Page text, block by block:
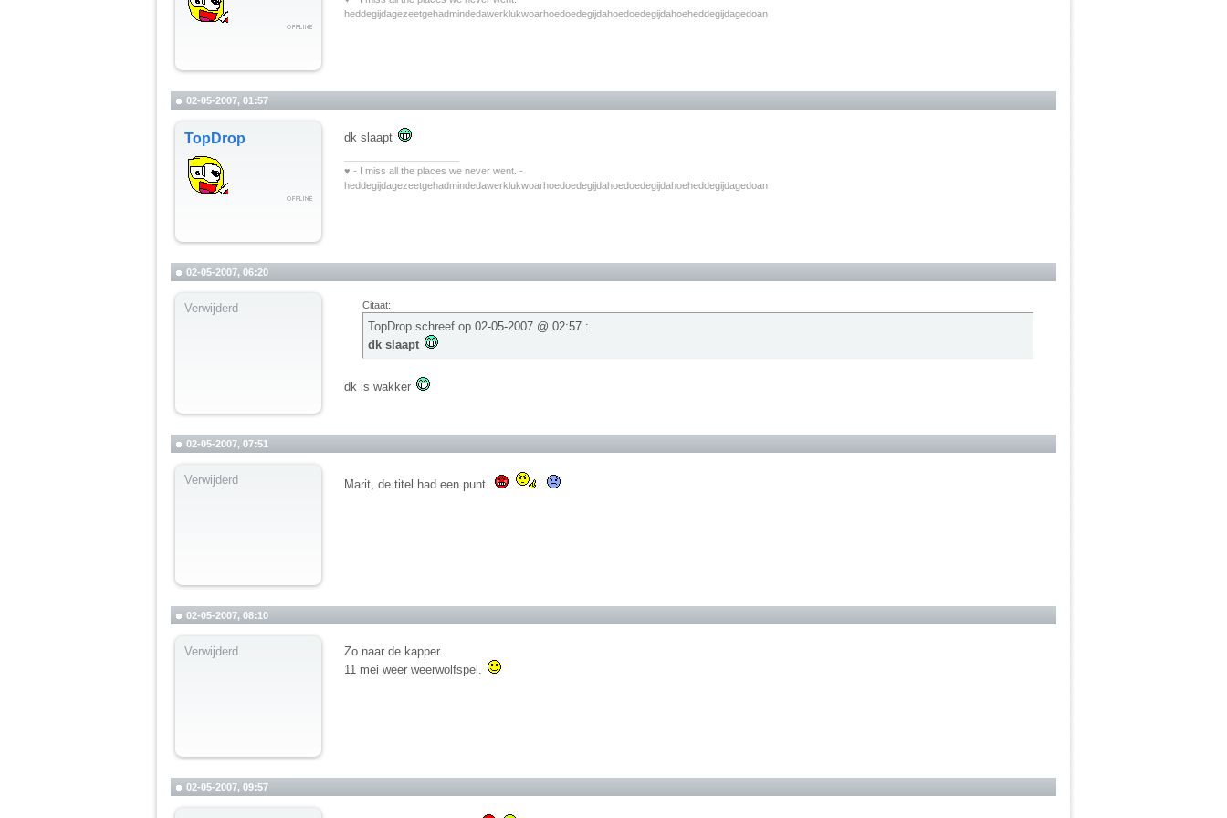
heddegijdagezeetgehadmindedawerklukwoarhoedoedegijdahoedoedegijdahoeheddegijdagedoan
02-05-2007, 01:57
TopDrop
dk slaapt
♥ - I miss all the places we never went. -
heddegijdagezeetgehadmindedawerklukwoarhoedoedegijdahoedoedegijdahoeheddegijdagedoan
02-05-2007, 06:20
Verwijderd Citaat:
TopDrop schreef op 02-05-2007 @ 02:57 :
dk slaapt
dk is wakker
02-05-2007, 07:51
Verwijderd Marit, de titel had een punt.
02-05-2007, 08:10
Verwijderd
Zo naar de kapper.
11 mei weer weerwolfspel.
02-05-2007, 09:57